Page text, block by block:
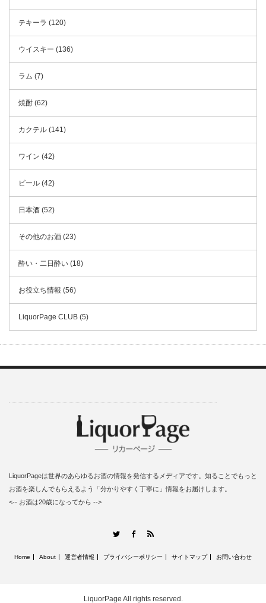
テキーラ (120)
ウイスキー (136)
ラム (7)
焼酎 (62)
カクテル (141)
ワイン (42)
ビール (42)
日本酒 (52)
その他のお酒 (23)
酔い・二日酔い (18)
お役立ち情報 (56)
LiquorPage CLUB (5)
LiquorPageは世界のあらゆるお酒の情報を発信するメディアです。知ることでもっと
お酒を楽しんでもらえるよう「分かりやすく丁寧に」情報をお届けします。
<-- お酒は20歳になってから -->
TwitterFacebook
Home About 運営者情報 プライバシーポリシー サイトマップ お問い合わせ
LiquorPage All rights reserved.